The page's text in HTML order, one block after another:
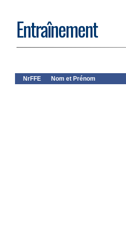
Entraînement
NrFFE Nom et Prénom